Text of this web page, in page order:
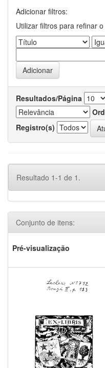
Adicionar filtros:
Utilizar filtros para refinar
Resultados/Página
Registro(s)
Resultado 1-1 de 1.
Conjunto de itens:
Pré-visualização